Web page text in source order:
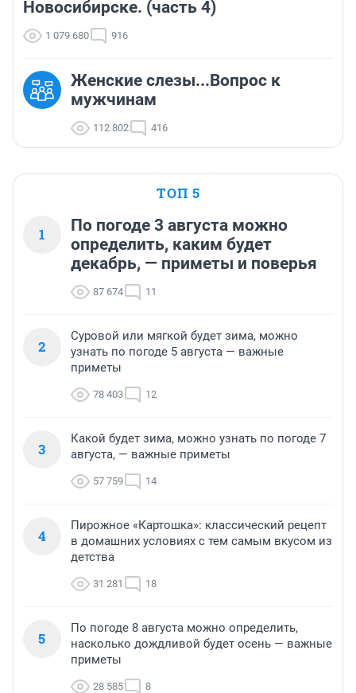
Новосибирске. (часть 4)
1 079 680 916
Женские слезы...Вопрос к
мужчинам
112 802 416
ТОП 5
1
По погоде 3 августа можно
определить, каким будет
декабрь, — приметы и поверья
87 674 11
2
Суровой или мягкой будет зима, можно
узнать по погоде 5 августа — важные
приметы
78 403 12
3
Какой будет зима, можно узнать по погоде 7
августа, — важные приметы
57 759 14
4
Пирожное «Картошка»: классический рецепт
в домашних условиях с тем самым вкусом из
детства
31 281 18
5
По погоде 8 августа можно определить,
насколько дождливой будет осень — важные
приметы
28 585 8